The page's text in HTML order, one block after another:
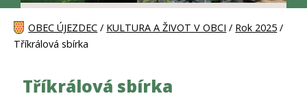
OBEC ÚJEZDEC / KULTURA A ŽIVOT V OBCI / Rok 2025 /
Tříkrálová sbírka
Tříkrálová sbírka